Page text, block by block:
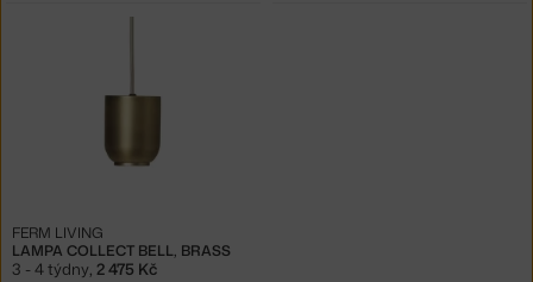
LAMPA COLLECT BELL, BRASS
FERM LIVING
3 - 4 týdny, 2 475 Kč